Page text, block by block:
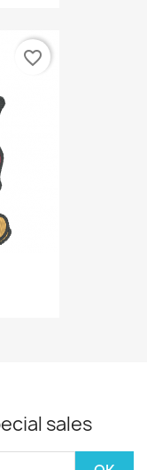
favorite_border
sales